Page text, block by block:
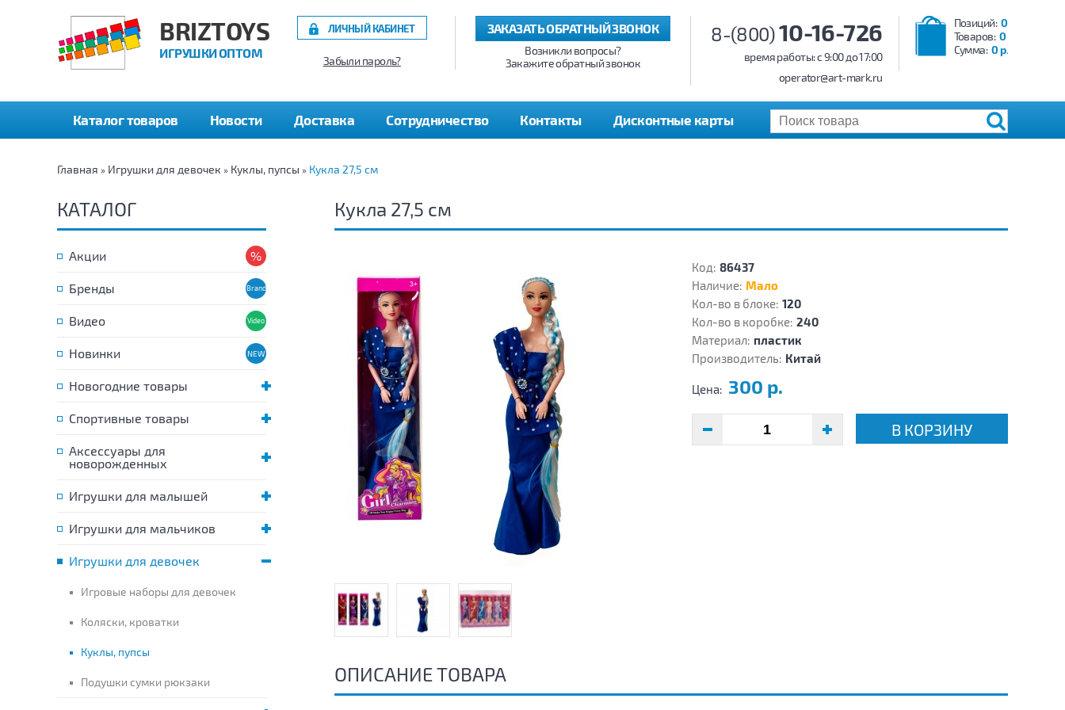
BRIZTOYS
ИГРУШКИ ОПТОМ
Позиций: 0
Товаров: 0
Сумма: 0 р.
8-(800)10-16-726
время работы: c 9:00 до 17:00
operator@art-mark.ru
ЗАКАЗАТЬ ОБРАТНЫЙ ЗВОНОК
Возникли вопросы?
Закажите обратный звонок
ЛИЧНЫЙ КАБИНЕТ
Забыли пароль?
Каталог товаров Новости Доставка Сотрудничество Контакты Дисконтные карты
Главная » Игрушки для девочек » Куклы, пупсы » Кукла 27,5 см
КАТАЛОГ
Акции
Бренды
Видео
Новинки
Новогодние товары
Спортивные товары
Аксессуары для
новорожденных
Игрушки для малышей
Игрушки для мальчиков
Игрушки для девочек
Игровые наборы для девочек
Коляски, кроватки
Куклы, пупсы
Подушки сумки рюкзаки
Кукла 27,5 см
Код: 86437
Наличие: Мало
Кол-во в блоке: 120
Кол-во в коробке: 240
Материал: пластик
Производитель: Китай
Цена: 300 р.
В КОРЗИНУ
ОПИСАНИЕ ТОВАРА